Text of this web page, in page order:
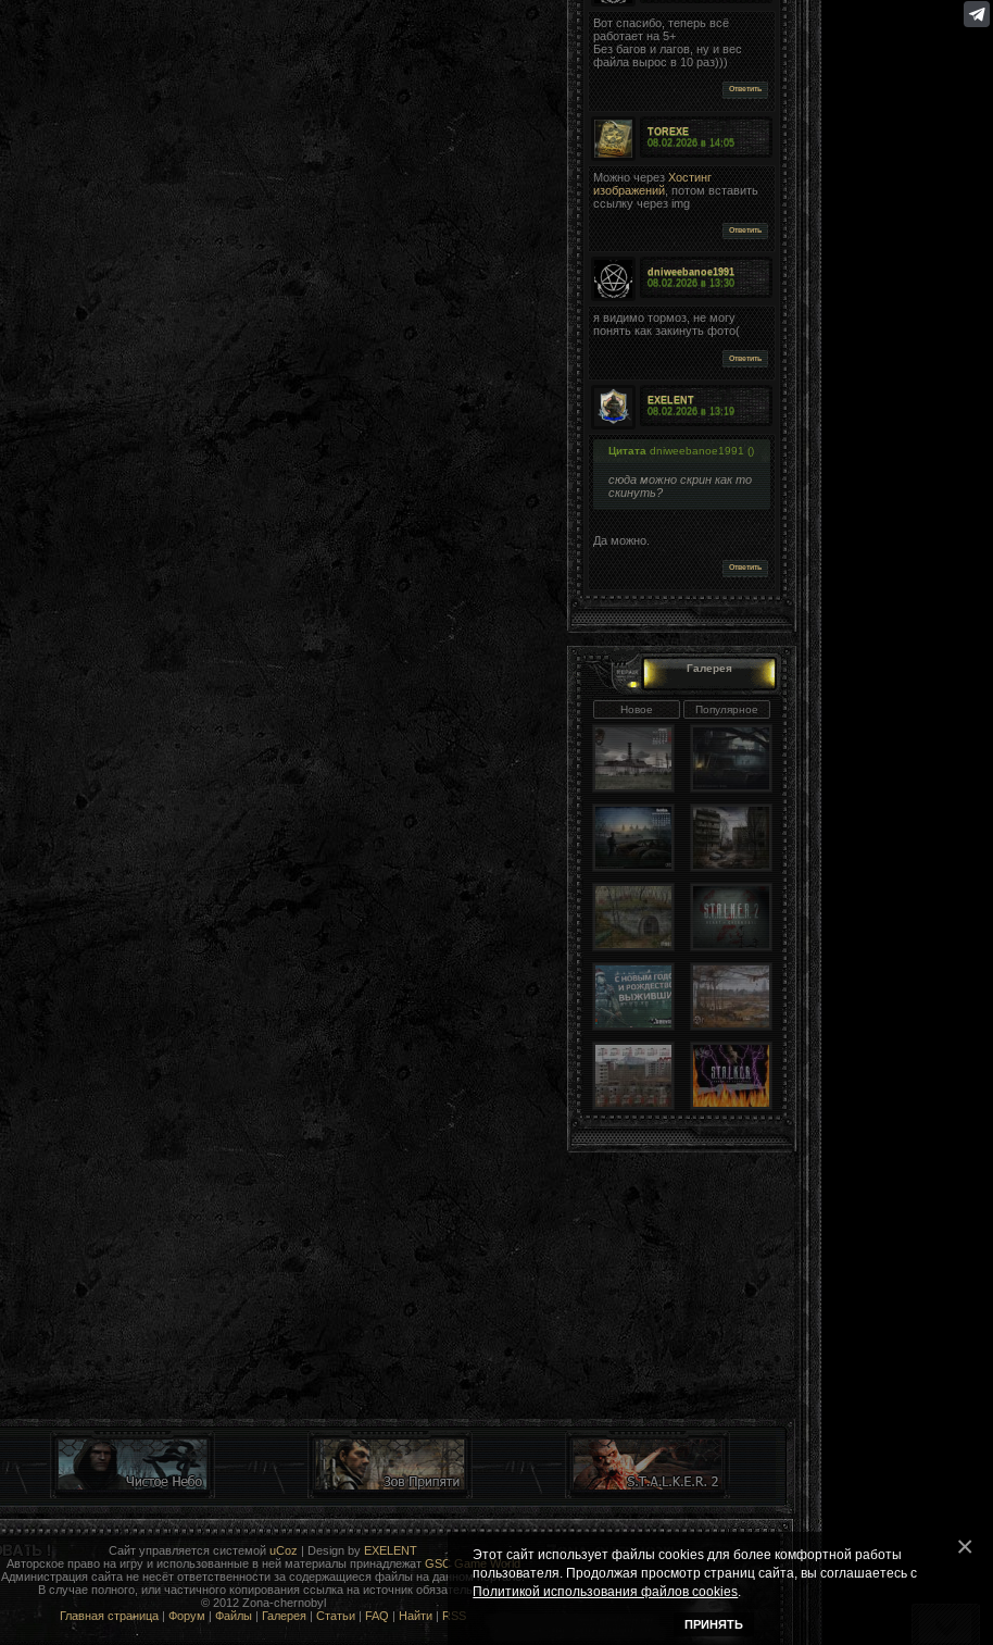
Вот спасибо, теперь всё
работает на 5+
Без багов и лагов, ну и вес
файла вырос в 10 раз)))
Ответить
TOREXE
08.02.2026 в14:05
Можно черезХостинг
изображений, потом вставить
ссылку через img
Ответить
dniweebanoe1991
08.02.2026 в13:30
я видимо тормоз, не могу
понять как закинуть фото(
Ответить
EXELENT
08.02.2026 в13:19
Цитата dniweebanoe1991 ()
сюда можно скрин как то
скинуть?
Да можно.
Ответить
Галерея
Сайт управляется системой uCoz | Design by EXELENT
Авторское право на игру и использованные в ней материалы принадлежат GSC Game World
Администрация сайта не несёт ответственности за содержащиеся файлы на данном портале.
В случае полного, или частичного копирования ссылка на источник обязательна!
© 2012 Zona-chernobyl
Главная страница | Форум | Файлы | Галерея | Статьи | FAQ | Найти | RSS
Этот сайт использует файлы cookies для более комфортной работы
пользователя. Продолжая просмотр страниц сайта, вы соглашаетесь с
Политикой использования файлов cookies
ПРИНЯТЬ